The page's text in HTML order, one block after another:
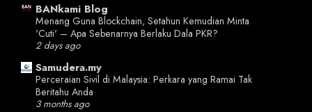
BANkami Blog
Menang Guna Blockchain, Setahun Kemudian Minta
'Cuti' – Apa Sebenarnya Berlaku Dala PKR?
2 days ago
Samudera.my
Perceraian Sivil di Malaysia: Perkara yang Ramai Tak
Beritahu Anda
3 months ago